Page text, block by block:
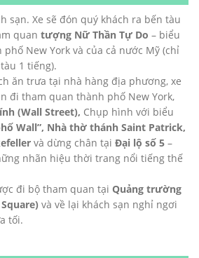
sạn. Xe sẽ đón quý khách ra bến tàu
quan tượng Nữ Thần Tự Do – biểu
New York và của cả nước Mỹ (chỉ
1 tiếng).
ăn trưa tại nhà hàng địa phương, xe
đi tham quan thành phố New York,
(Wall Street), Chụp hình với biểu
Wall”, Nhà thờ thánh Saint Patrick,
và dừng chân tại Đại lộ số 5 –
nhãn hiệu thời trang nổi tiếng thế
đi bộ tham quan tại Quảng trường
và về lại khách sạn nghỉ ngơi
tối.